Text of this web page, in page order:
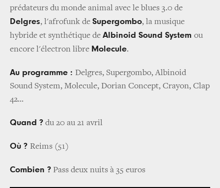
prédateurs du monde animal avec le blues 3.0 de
Delgres, l'afrofunk de Supergombo, la musique
hybride et synthétique de Albinoid Sound System ou
encore l'électron libre Molecule.
Au programme : Delgres, Supergombo, Albinoid
Sound System, Molecule, Dorian Concept, Crayon, Clap
42...
Quand ? du 20 au 21 avril
Où ? Reims (51)
Combien ? Pass deux nuits à 35 euros